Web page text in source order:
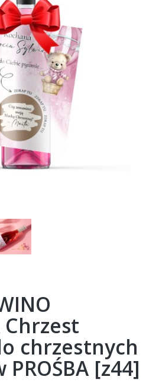
Chrzest
chrzestnych
[z44]